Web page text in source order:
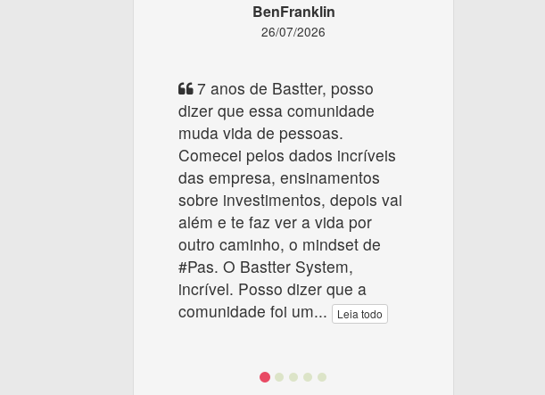
BenFranklin
26/07/2026
7 anos de Bastter, posso
dizer que essa comunidade
muda vida de pessoas.
Comecei pelos dados incríveis
das empresa, ensinamentos
sobre investimentos, depois vai
além e te faz ver a vida por
outro caminho, o mindset de
#Pas. O Bastter System,
incrível. Posso dizer que a
comunidade foi um... Leia todo